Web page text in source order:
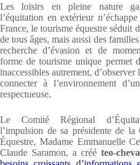
Les loisirs en pleine nature
l’équitation en extérieur
France, le tourisme équestre séduit
de tous âges, mais aussi des
recherche d’évasion et de
forme de tourisme unique permet
inaccessibles autrement,
connecter à l’environnement
respectueuse.
Le Comité Régional
l’impulsion de sa présidente de la
Équestre, Madame Emmanuelle
Claude Saramon, a créé teo-